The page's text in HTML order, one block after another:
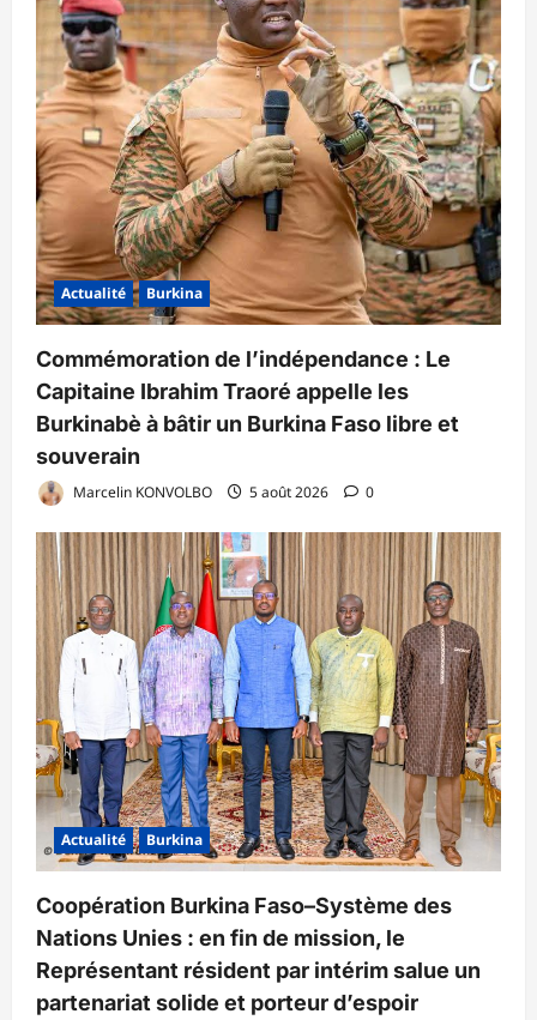
Actualité Burkina
Commémoration de l’indépendance : Le
Capitaine Ibrahim Traoré appelle les
Burkinabè à bâtir un Burkina Faso libre et
souverain
Marcelin KONVOLBO 5 août 2026 0
Actualité Burkina
Coopération Burkina Faso–Système des
Nations Unies : en fin de mission, le
Représentant résident par intérim salue un
partenariat solide et porteur d’espoir